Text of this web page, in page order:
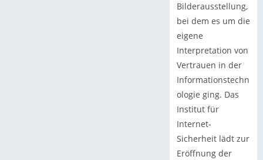
Bilderausstellung,
bei dem es um die
eigene
Interpretation von
Vertrauen in der
Informationstechn
ologie ging. Das
Institut für
Internet-
Sicherheit lädt zur
Eröffnung der